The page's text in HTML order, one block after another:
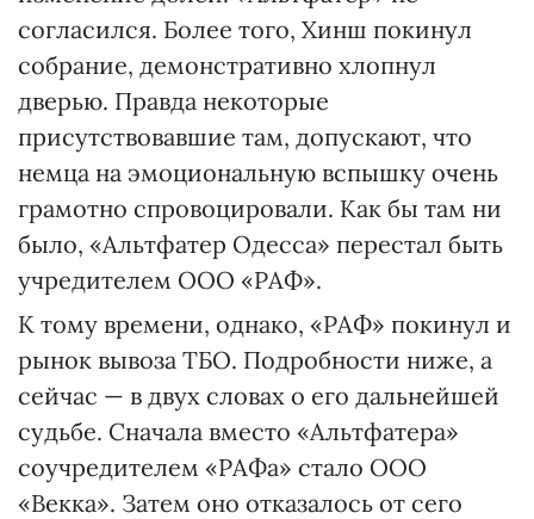
согласился. Более того, Хинш покинул
собрание, демонстративно хлопнул
дверью. Правда некоторые
присутствовавшие там, допускают, что
немца на эмоциональную вспышку очень
грамотно спровоцировали. Как бы там ни
было, «Альтфатер Одесса» перестал быть
учредителем ООО «РАФ».
К тому времени, однако, «РАФ» покинул и
рынок вывоза ТБО. Подробности ниже, а
сейчас — в двух словах о его дальнейшей
судьбе. Сначала вместо «Альтфатера»
соучредителем «РАФа» стало ООО
«Векка». Затем оно отказалось от сего